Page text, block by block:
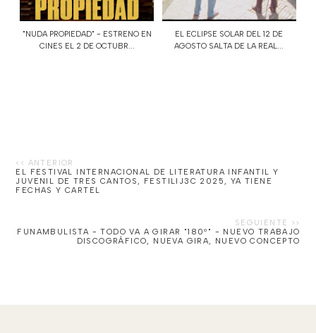
"NUDA PROPIEDAD" - ESTRENO EN
CINES EL 2 DE OCTUBR...
EL ECLIPSE SOLAR DEL 12 DE
AGOSTO SALTA DE LA REAL...
EL FESTIVAL INTERNACIONAL DE LITERATURA INFANTIL Y
JUVENIL DE TRES CANTOS, FESTILIJ3C 2025, YA TIENE
FECHAS Y CARTEL
FUNAMBULISTA - TODO VA A GIRAR "180º" - NUEVO TRABAJO
DISCOGRÁFICO, NUEVA GIRA, NUEVO CONCEPTO